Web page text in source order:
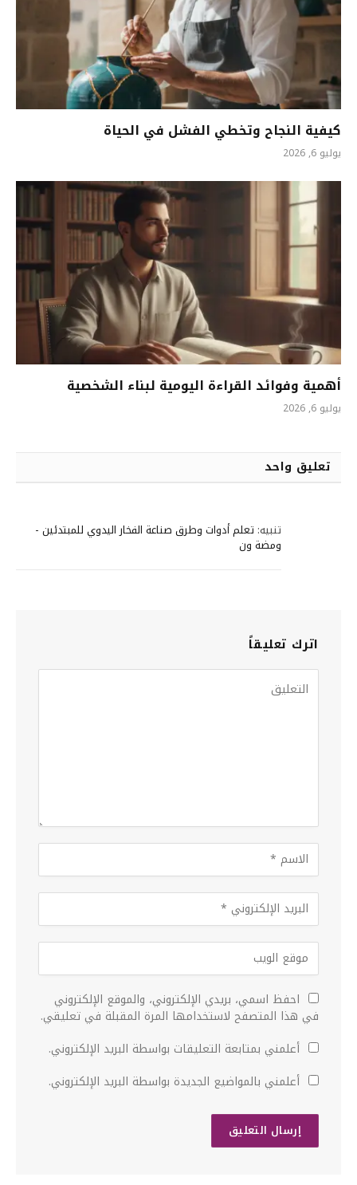
كيفية النجاح وتخطي الفشل في الحياة
يوليو 6, 2026
أهمية وفوائد القراءة اليومية لبناء الشخصية
يوليو 6, 2026
تعليق واحد
تنبيه: تعلم أدوات وطرق صناعة الفخار اليدوي للمبتدئين -
ومضة ون
اترك تعليقاً
احفظ اسمي، بريدي الإلكتروني، والموقع الإلكتروني
في هذا المتصفح لاستخدامها المرة المقبلة في تعليقي.
أعلمني بمتابعة التعليقات بواسطة البريد الإلكتروني.
أعلمني بالمواضيع الجديدة بواسطة البريد الإلكتروني.